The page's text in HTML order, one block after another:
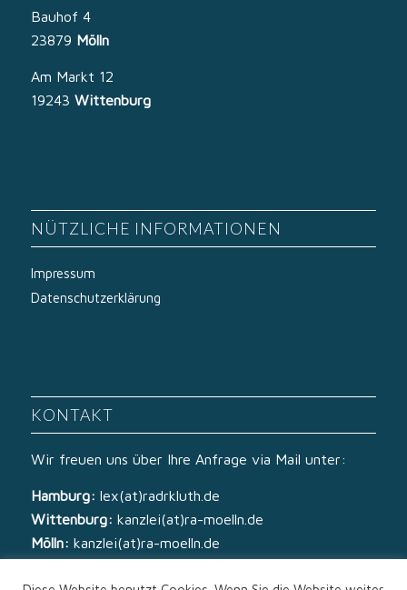
Bauhof 4
23879 Mölln
Am Markt 12
19243 Wittenburg
NÜTZLICHE INFORMATIONEN
Impressum
Datenschutzerklärung
KONTAKT
Wir freuen uns über Ihre Anfrage via Mail unter:
Hamburg: lex(at)radrkluth.de
Wittenburg: kanzlei(at)ra-moelln.de
Mölln: kanzlei(at)ra-moelln.de